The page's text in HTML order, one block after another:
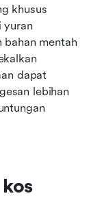
khusus
yuran
mentah
dapat
lebihan